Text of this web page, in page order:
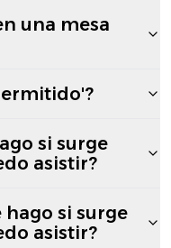
una mesa
si surge
asistir?
hago si surge
asistir?